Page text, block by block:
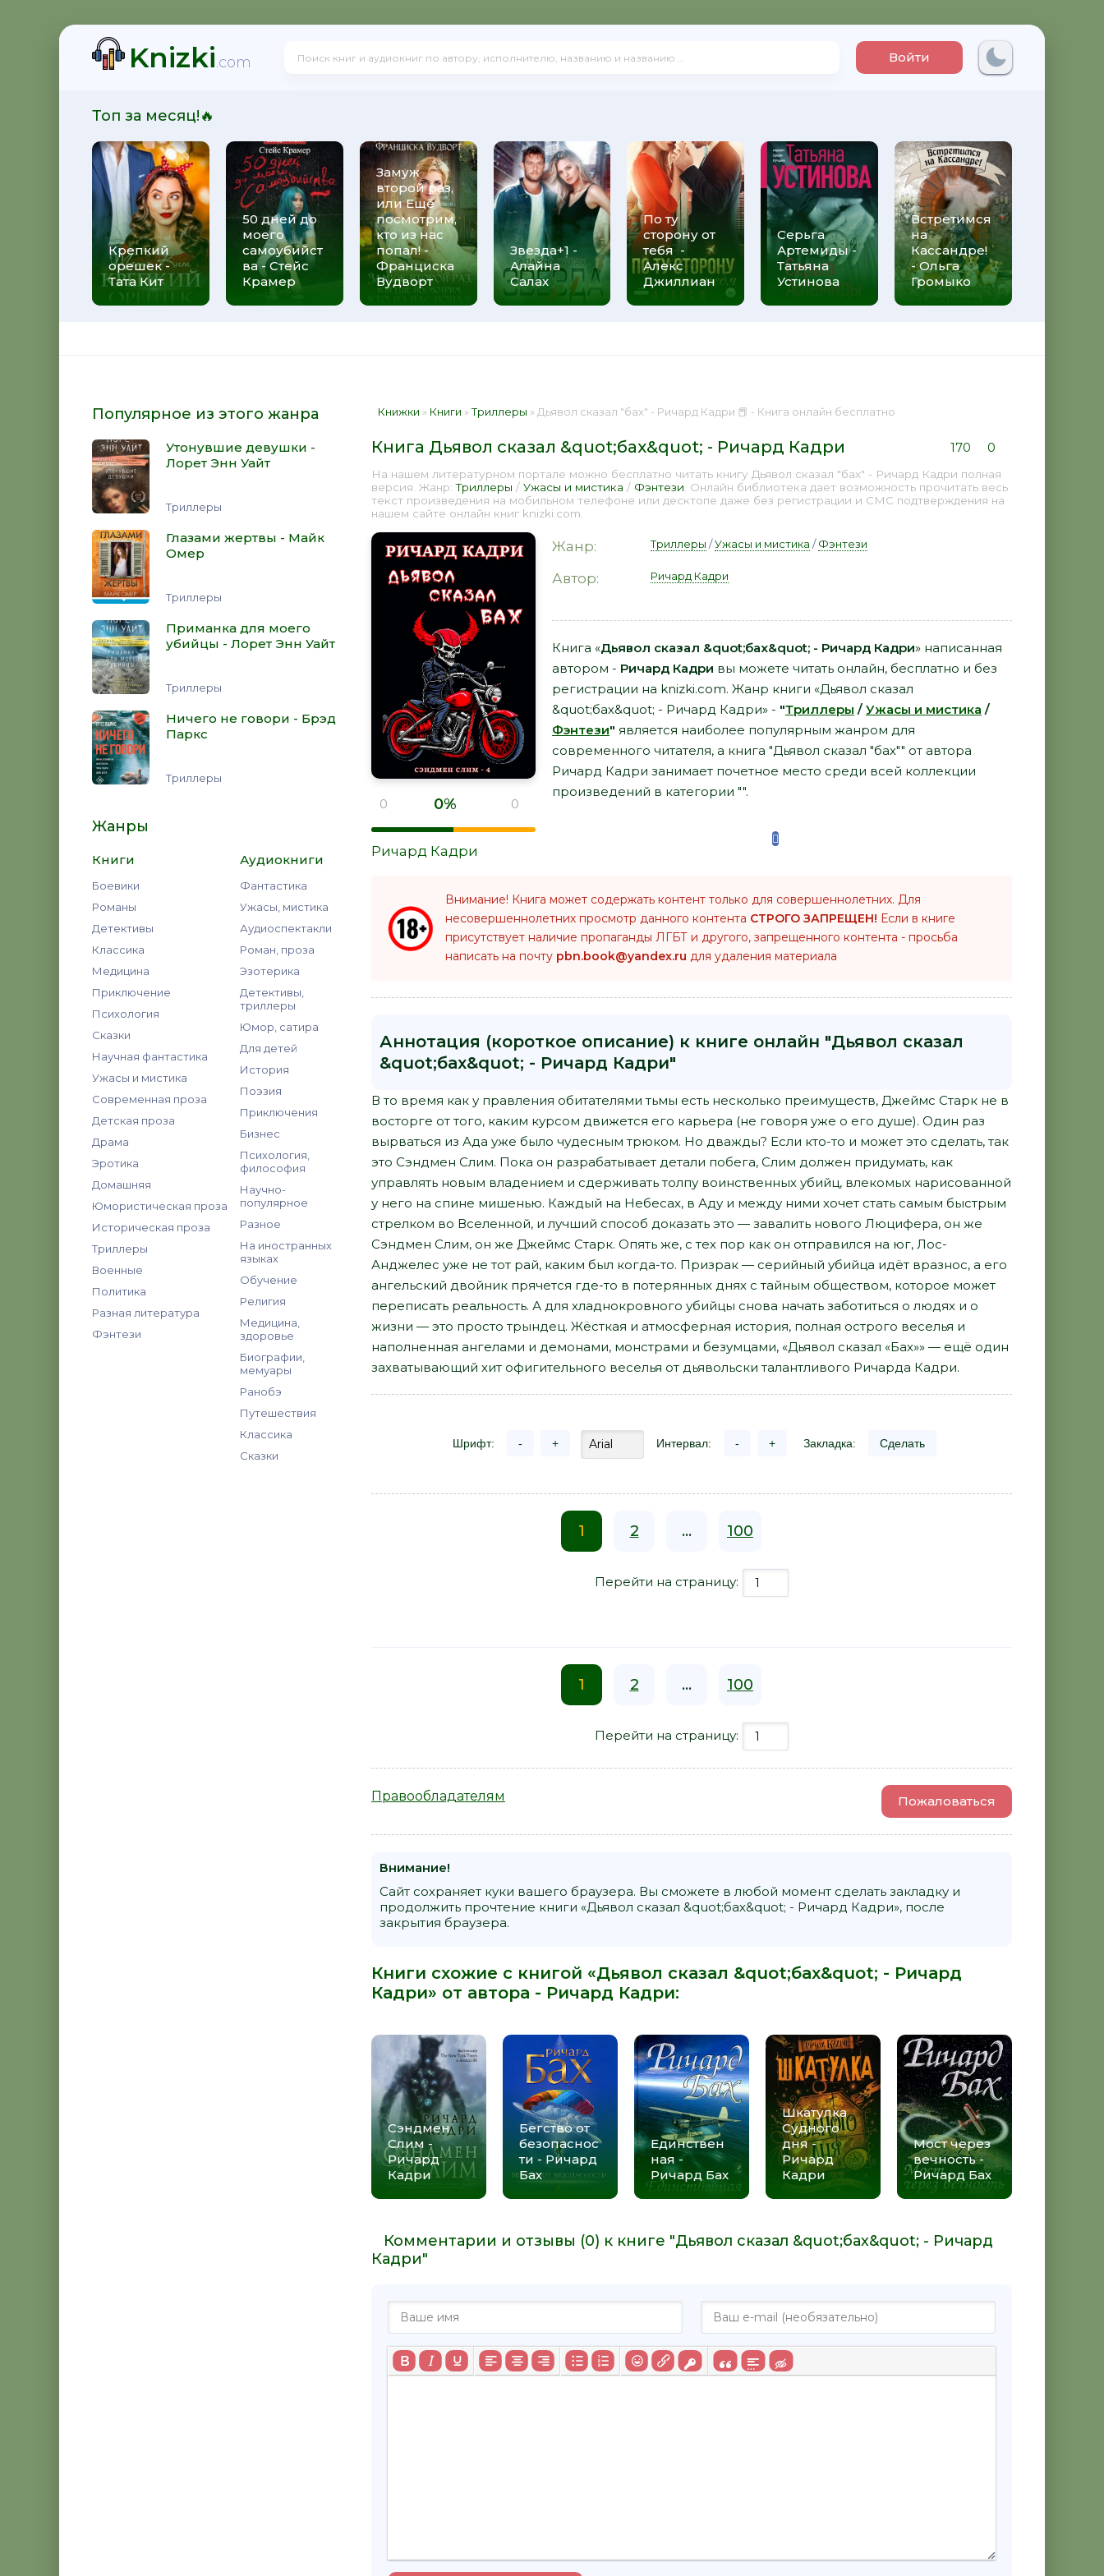
Knizki.com Войти
Топ за месяц!🔥
Крепкий
орешек -
Тата Кит
50 дней до
моего
самоубийст
ва - Стейс
Крамер
Замуж
второй раз,
или Ещё
посмотрим,
кто из нас
попал! -
Франциска
Вудворт
Звезда+1 -
Алайна
Салах
По ту
сторону от
тебя -
Алекс
Джиллиан
Серьга
Артемиды -
Татьяна
Устинова
Встретимся
на
Кассандре!
- Ольга
Громыко
Популярное из этого жанра
Утонувшие девушки -
Лорет Энн Уайт
Триллеры
Глазами жертвы - Майк
Омер
Триллеры
Приманка для моего
убийцы - Лорет Энн Уайт
Триллеры
Ничего не говори - Брэд
Паркс
Триллеры
Жанры
Книги
Боевики
Романы
Детективы
Классика
Медицина
Приключение
Психология
Сказки
Научная фантастика
Ужасы и мистика
Современная проза
Детская проза
Драма
Эротика
Домашняя
Юмористическая проза
Историческая проза
Триллеры
Военные
Политика
Разная литература
Фэнтези
Аудиокниги
Фантастика
Ужасы, мистика
Аудиоспектакли
Роман, проза
Эзотерика
Детективы,
триллеры
Юмор, сатира
Для детей
История
Поэзия
Приключения
Бизнес
Психология,
философия
Научно-
популярное
Разное
На иностранных
языках
Обучение
Религия
Медицина,
здоровье
Биографии,
мемуары
Ранобэ
Путешествия
Классика
Сказки
Книжки » Книги »Триллеры » Дьявол сказал "бах" - Ричард Кадри 📕 - Книга онлайн бесплатно
Книга Дьявол сказал &quot;бах&quot; - Ричард Кадри 170 0
На нашем литературном портале можно бесплатно читать книгу Дьявол сказал "бах" - Ричард Кадри полная
версия. Жанр:Триллеры / Ужасы и мистика / Фэнтези . Онлайн библиотека дает возможность прочитать весь
текст произведения на мобильном телефоне или десктопе даже без регистрации и СМС подтверждения на
нашем сайте онлайн книг knizki.com.
0 0% 0
Ричард Кадри
Жанр: Триллеры /Ужасы и мистика /Фэнтези
Автор: Ричард Кадри
Книга «Дьявол сказал &quot;бах&quot; - Ричард Кадри» написанная
автором - Ричард Кадри вы можете читать онлайн, бесплатно и без
регистрации на knizki.com. Жанр книги «Дьявол сказал
&quot;бах&quot; - Ричард Кадри» - "Триллеры / Ужасы и мистика /
Фэнтези" является наиболее популярным жанром для
современного читателя, а книга "Дьявол сказал "бах"" от автора
Ричард Кадри занимает почетное место среди всей коллекции
произведений в категории "".
Внимание! Книга может содержать контент только для совершеннолетних. Для
несовершеннолетних просмотр данного контента СТРОГО ЗАПРЕЩЕН! Если в книге
присутствует наличие пропаганды ЛГБТ и другого, запрещенного контента - просьба
написать на почту pbn.book@yandex.ru для удаления материала
Аннотация (короткое описание) к книге онлайн "Дьявол сказал
&quot;бах&quot; - Ричард Кадри"
В то время как у правления обитателями тьмы есть несколько преимуществ, Джеймс Старк не в
восторге от того, каким курсом движется его карьера (не говоря уже о его душе). Один раз
вырваться из Ада уже было чудесным трюком. Но дважды? Если кто-то и может это сделать, так
это Сэндмен Слим. Пока он разрабатывает детали побега, Слим должен придумать, как
управлять новым владением и сдерживать толпу воинственных убийц, влекомых нарисованной
у него на спине мишенью. Каждый на Небесах, в Аду и между ними хочет стать самым быстрым
стрелком во Вселенной, и лучший способ доказать это — завалить нового Люцифера, он же
Сэндмен Слим, он же Джеймс Старк. Опять же, с тех пор как он отправился на юг, Лос-
Анджелес уже не тот рай, каким был когда-то. Призрак — серийный убийца идёт вразнос, а его
ангельский двойник прячется где-то в потерянных днях с тайным обществом, которое может
переписать реальность. А для хладнокровного убийцы снова начать заботиться о людях и о
жизни — это просто трындец. Жёсткая и атмосферная история, полная острого веселья и
наполненная ангелами и демонами, монстрами и безумцами, «Дьявол сказал «Бах»» — ещё один
захватывающий хит офигительного веселья от дьявольски талантливого Ричарда Кадри.
Шрифт: - + Интервал: - + Закладка: Сделать
1 2 ... 100
Перейти на страницу:
1 2 ... 100
Перейти на страницу:
Правообладателям Пожаловаться
Внимание!
Сайт сохраняет куки вашего браузера. Вы сможете в любой момент сделать закладку и
продолжить прочтение книги «Дьявол сказал &quot;бах&quot; - Ричард Кадри», после
закрытия браузера.
Книги схожие с книгой «Дьявол сказал &quot;бах&quot; - Ричард
Кадри» от автора - Ричард Кадри:
Сэндмен
Слим -
Ричард
Кадри
Бегство от
безопаснос
ти - Ричард
Бах
Единствен
ная -
Ричард Бах
Шкатулка
Судного
дня -
Ричард
Кадри
Мост через
вечность -
Ричард Бах
Комментарии и отзывы (0) к книге "Дьявол сказал &quot;бах&quot; - Ричард
Кадри"
- Лорет Энн Уайт